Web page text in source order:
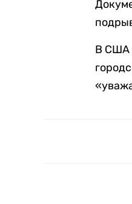
В США